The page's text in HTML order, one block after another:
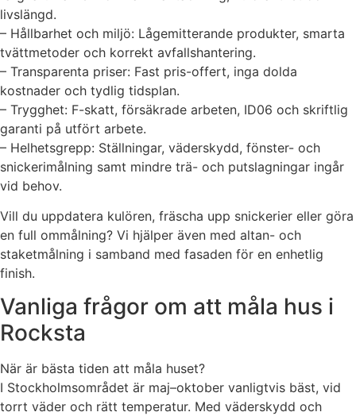
livslängd.
– Hållbarhet och miljö: Lågemitterande produkter, smarta
tvättmetoder och korrekt avfallshantering.
– Transparenta priser: Fast pris-offert, inga dolda
kostnader och tydlig tidsplan.
– Trygghet: F-skatt, försäkrade arbeten, ID06 och skriftlig
garanti på utfört arbete.
– Helhetsgrepp: Ställningar, väderskydd, fönster- och
snickerimålning samt mindre trä- och putslagningar ingår
vid behov.
Vill du uppdatera kulören, fräscha upp snickerier eller göra
en full ommålning? Vi hjälper även med altan- och
staketmålning i samband med fasaden för en enhetlig
finish.
Vanliga frågor om att måla hus i
Rocksta
När är bästa tiden att måla huset?
I Stockholmsområdet är maj–oktober vanligtvis bäst, vid
torrt väder och rätt temperatur. Med väderskydd och